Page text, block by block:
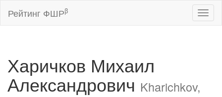
Рейтинг ФШРβ
Харичков Михаил
Александрович Kharichkov,